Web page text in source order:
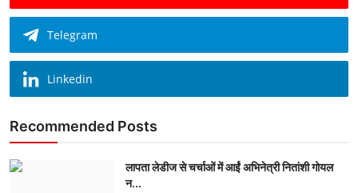
Telegram
Linkedin
Recommended Posts
लापता लेडीज से चर्चाओं में आईं अभिनेत्री नितांशी गोयल
न...